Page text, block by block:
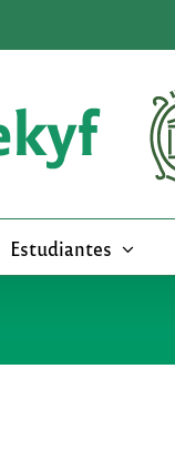
Estudiantes